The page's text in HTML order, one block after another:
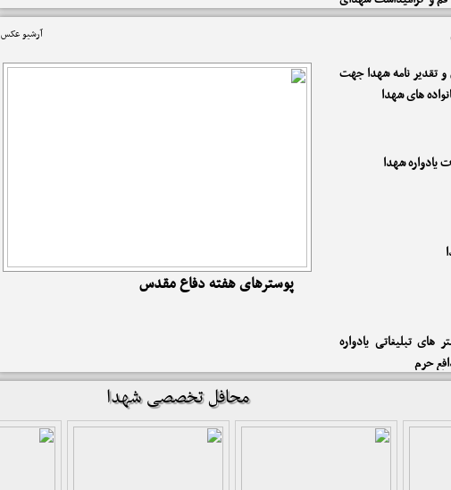
(دروازه وصال)...
مقاومت بسیج بیرجند
در شب های ماه
برگزاری یادواره 39 شهید رمضان سرو
آرشیو عکس
پوسترهای هفته دفاع مقدس
تقدیر نامه شهدا جهت
های شهدا
شهدا
های تبلیغاتی یادواره
حرم
محافل تخصصی شهدا